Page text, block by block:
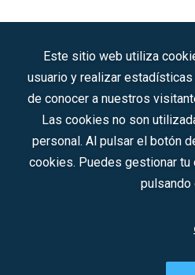
Este sitio web utiliza
usuario y realizar
de conocer a nuestros
Las cookies no son
personal. Al pulsar el botón
cookies. Puedes gestionar
pulsando